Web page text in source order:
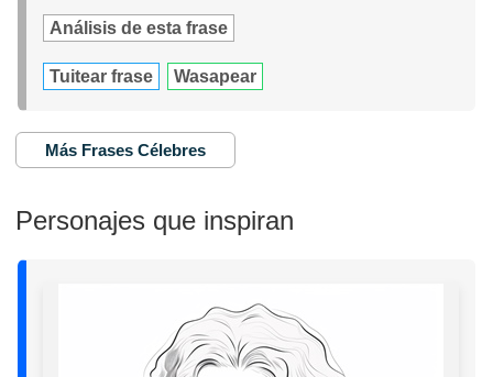
Análisis de esta frase
Tuitear frase Wasapear
Más Frases Célebres
Personajes que inspiran